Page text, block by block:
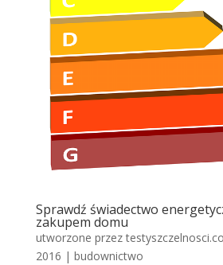
Sprawdź świadectwo
zakupem domu
utworzone przez
2016 | budownictwo